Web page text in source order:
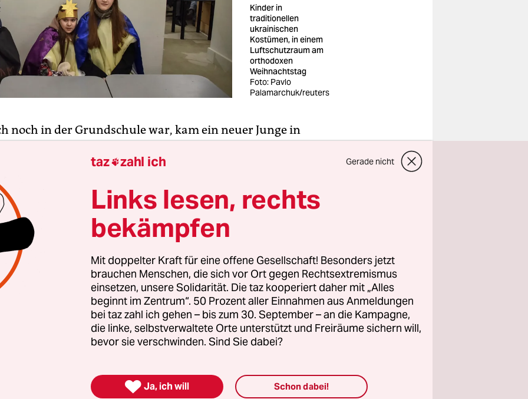
Kinder in
traditionellen
ukrainischen
Kostümen, in einem
Luftschutzraum am
orthodoxen
Weihnachtstag
Foto: Pavlo
Palamarchuk/reuters
noch in der Grundschule war, kam ein neuer Junge in
Lehrerin sagte uns, dass dieser Junge vor dem Krieg
dass er unsere Sprache nicht verstand, aber mit uns
lernen werde. Ich war damals neun Jahre als. Ich erinnere
an den Namen dieses Jungen, nicht an seine
aber ich erinnere mich noch ganz genau an seinen Blick.
man lesen: „Warum bin ich hier? Was geht hier vor?“
и мир – дневник
как можно больше людей смогли прочитать о последствиях
в Украине, taz также опубликовал этот текст на русском языке:
taz zahl ich Gerade nicht
Links lesen, rechts
bekämpfen
Mit doppelter Kraft für eine offene Gesellschaft! Besonders jetzt
brauchen Menschen, die sich vor Ort gegen Rechtsextremismus
einsetzen, unsere Solidarität. Die taz kooperiert daher mit „Alles
beginnt im Zentrum“. 50 Prozent aller Einnahmen aus Anmeldungen
bei taz zahl ich gehen – bis zum 30. September – an die Kampagne,
die linke, selbstverwaltete Orte unterstützt und Freiräume sichern will,
bevor sie verschwinden. Sind Sie dabei?
 Ja, ich will Schon dabei!